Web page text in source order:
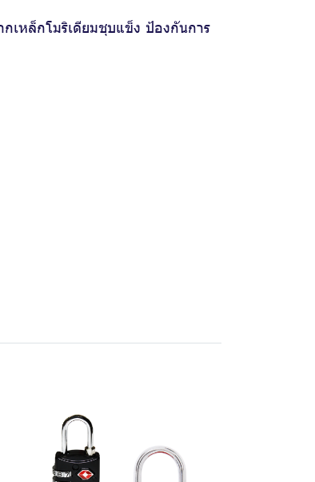
หล็กโมริเดียมชุบแข็ง ป้องกันการ